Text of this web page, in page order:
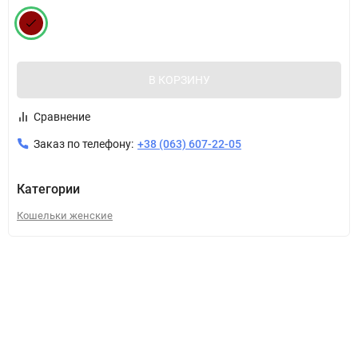
В КОРЗИНУ
Сравнение
Заказ по телефону: +38 (063) 607-22-05
Категории
Кошельки женские